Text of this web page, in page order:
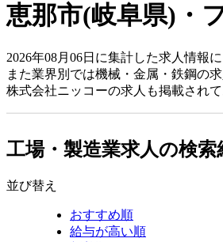
恵那市(岐阜県)・
2026年08月06日に集計した求人情報
また業界別では機械・金属・鉄鋼の
株式会社ニッコーの求人も掲載され
工場・製造業求人の検索
並び替え
おすすめ順
給与が高い順